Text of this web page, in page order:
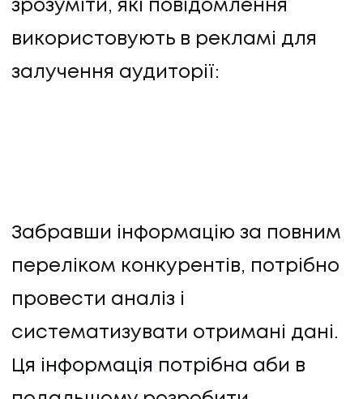
зрозуміти, які повідомлення
використовують в рекламі для
залучення аудиторії:
Забравши інформацію за повним
переліком конкурентів, потрібно
провести аналіз і
систематизувати отримані дані.
Ця інформація потрібна аби в